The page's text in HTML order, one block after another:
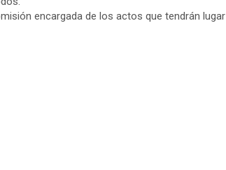
encargada de los actos que tendrán lugar